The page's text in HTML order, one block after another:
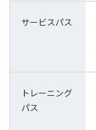
サービスパス
トレーニング
パス